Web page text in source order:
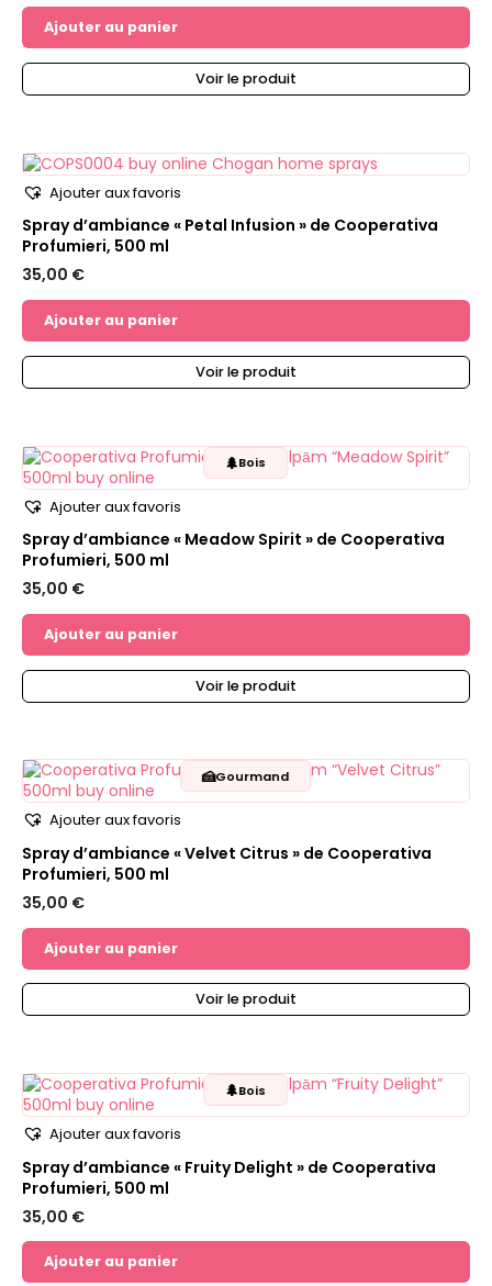
Ajouter au panier
Voir le produit
Ajouter aux favoris
Spray d’ambiance « Petal Infusion » de Cooperativa
Profumieri, 500 ml
35,00 €
Ajouter au panier
Voir le produit
🌲Bois
Ajouter aux favoris
Spray d’ambiance « Meadow Spirit » de Cooperativa
Profumieri, 500 ml
35,00 €
Ajouter au panier
Voir le produit
🍰Gourmand
Ajouter aux favoris
Spray d’ambiance « Velvet Citrus » de Cooperativa
Profumieri, 500 ml
35,00 €
Ajouter au panier
Voir le produit
🌲Bois
Ajouter aux favoris
Spray d’ambiance « Fruity Delight » de Cooperativa
Profumieri, 500 ml
35,00 €
Ajouter au panier